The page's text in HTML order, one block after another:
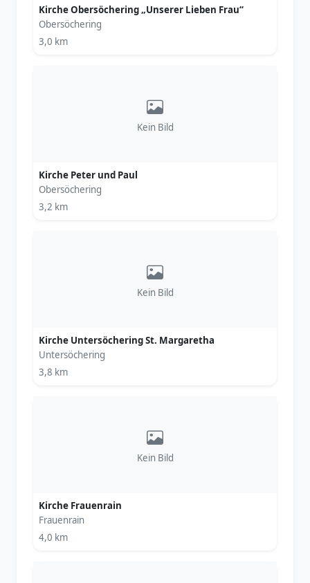
Kirche Obersöchering „Unserer Lieben Frau“
Obersöchering
3,0 km
Kein Bild
Kirche Peter und Paul
Obersöchering
3,2 km
Kein Bild
Kirche Untersöchering St. Margaretha
Untersöchering
3,8 km
Kein Bild
Kirche Frauenrain
Frauenrain
4,0 km